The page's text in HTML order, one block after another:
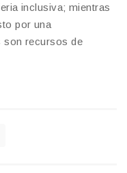
inclusiva; mientras
por una
son recursos de